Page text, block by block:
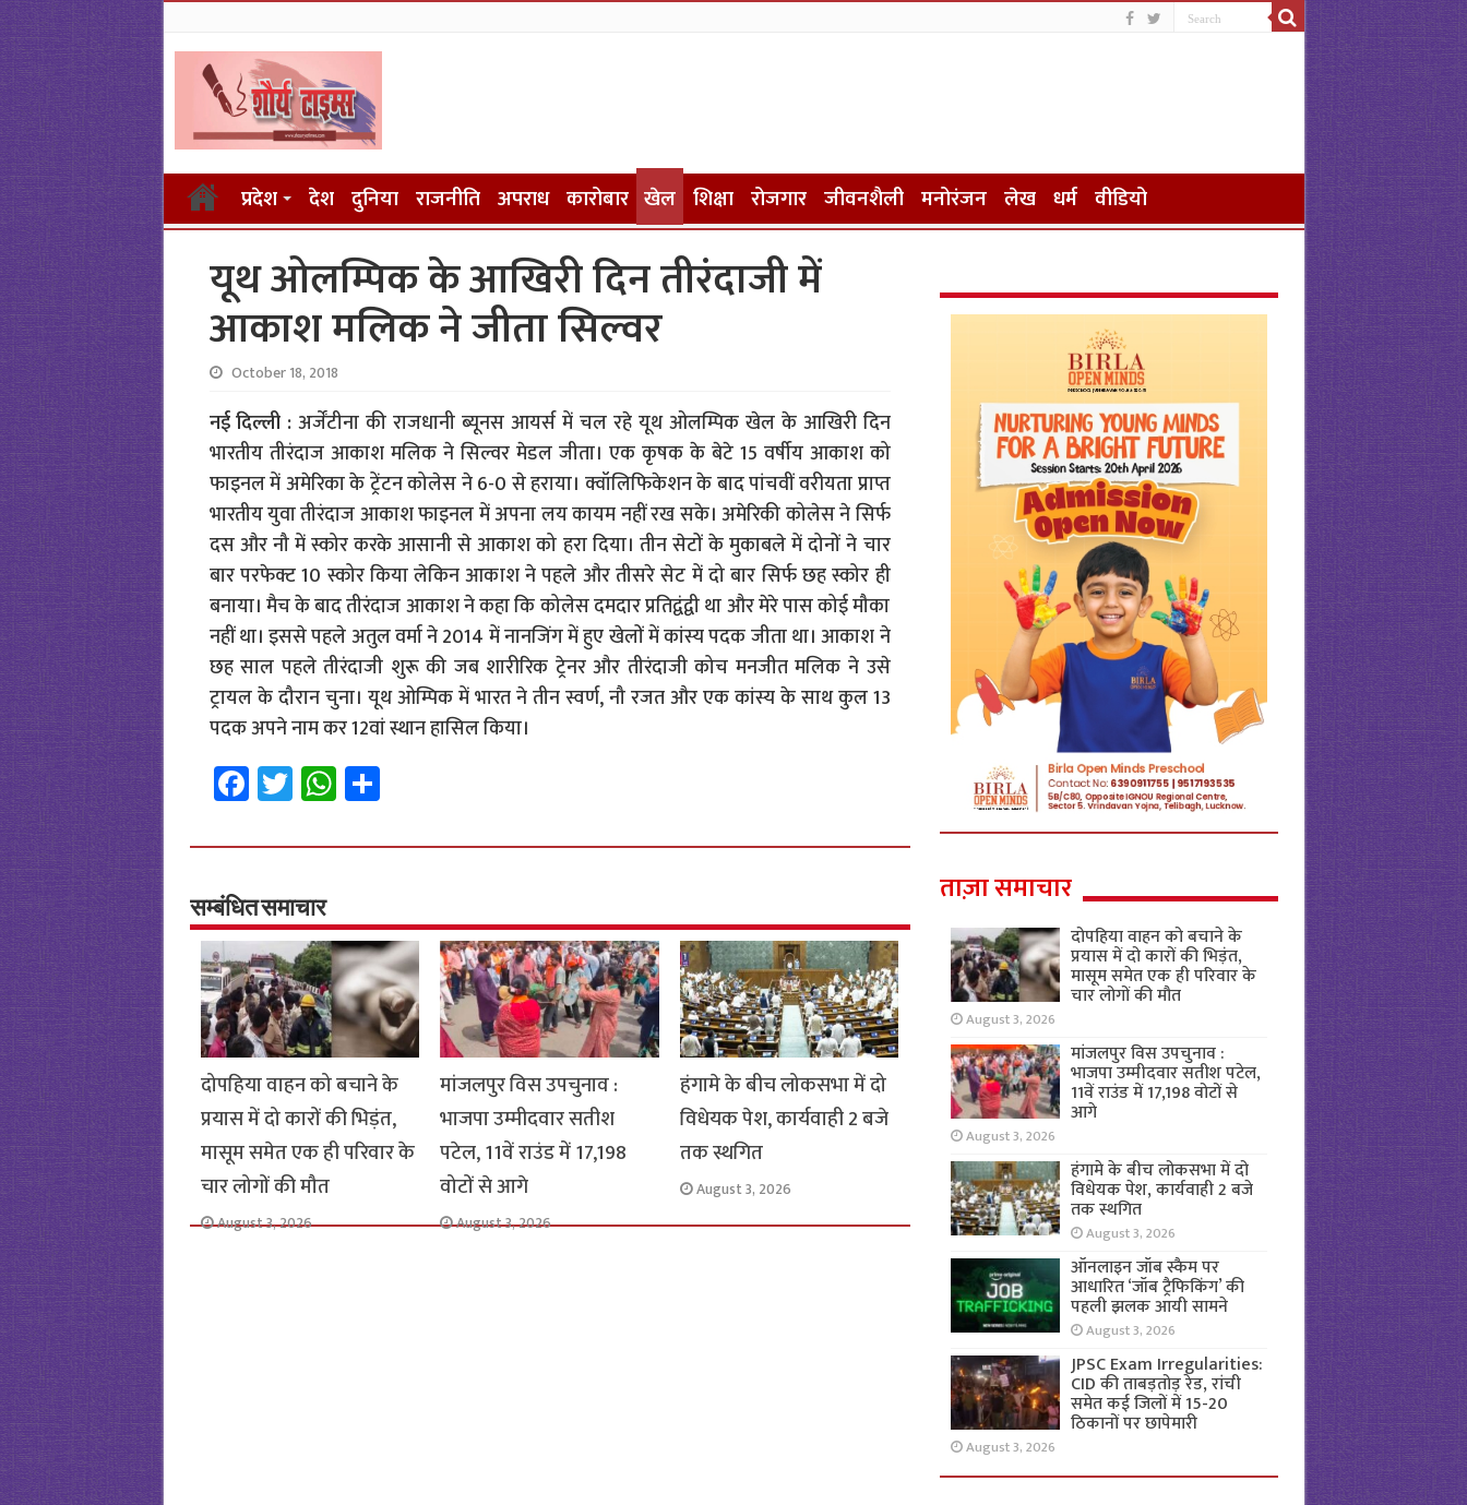
प्रदेश देश दुनिया राजनीति अपराध कारोबार खेल शिक्षा रोजगार जीवनशैली मनोरंजन लेख धर्म वीडियो
यूथ ओलम्पिक के आखिरी दिन तीरंदाजी में
आकाश मलिक ने जीता सिल्वर
October 18, 2018
नई दिल्ली : अर्जेंटीना की राजधानी ब्यूनस आयर्स में चल रहे यूथ ओलम्पिक खेल के आखिरी दिन
भारतीय तीरंदाज आकाश मलिक ने सिल्वर मेडल जीता। एक कृषक के बेटे 15 वर्षीय आकाश को
फाइनल में अमेरिका के ट्रेंटन कोलेस ने 6-0 से हराया। क्वॉलिफिकेशन के बाद पांचवीं वरीयता प्राप्त
भारतीय युवा तीरंदाज आकाश फाइनल में अपना लय कायम नहीं रख सके। अमेरिकी कोलेस ने सिर्फ
दस और नौ में स्कोर करके आसानी से आकाश को हरा दिया। तीन सेटों के मुकाबले में दोनों ने चार
बार परफेक्ट 10 स्कोर किया लेकिन आकाश ने पहले और तीसरे सेट में दो बार सिर्फ छह स्कोर ही
बनाया। मैच के बाद तीरंदाज आकाश ने कहा कि कोलेस दमदार प्रतिद्वंद्वी था और मेरे पास कोई मौका
नहीं था। इससे पहले अतुल वर्मा ने 2014 में नानजिंग में हुए खेलों में कांस्य पदक जीता था। आकाश ने
छह साल पहले तीरंदाजी शुरू की जब शारीरिक ट्रेनर और तीरंदाजी कोच मनजीत मलिक ने उसे
ट्रायल के दौरान चुना। यूथ ओम्पिक में भारत ने तीन स्वर्ण, नौ रजत और एक कांस्य के साथ कुल 13
पदक अपने नाम कर 12वां स्थान हासिल किया।
Fa
ce
b
o
o
k
T
wi
tt
er
W
h
at
p
p
S
h
ar
सम्बंधित समाचार
दोपहिया वाहन को बचाने के
प्रयास में दो कारों की भिड़ंत,
मासूम समेत एक ही परिवार के
चार लोगों की मौत
August 3, 2026
मांजलपुर विस उपचुनाव :
भाजपा उम्मीदवार सतीश
पटेल, 11वें राउंड में 17,198
वोटों से आगे
August 3, 2026
हंगामे के बीच लोकसभा में दो
विधेयक पेश, कार्यवाही 2 बजे
तक स्थगित
August 3, 2026
ताज़ा समाचार
दोपहिया वाहन को बचाने के
प्रयास में दो कारों की भिड़ंत,
मासूम समेत एक ही परिवार के
चार लोगों की मौत
August 3, 2026
मांजलपुर विस उपचुनाव :
भाजपा उम्मीदवार सतीश पटेल,
11वें राउंड में 17,198 वोटों से
आगे
August 3, 2026
हंगामे के बीच लोकसभा में दो
विधेयक पेश, कार्यवाही 2 बजे
तक स्थगित
August 3, 2026
ऑनलाइन जॉब स्कैम पर
आधारित ‘जॉब ट्रैफिकिंग’ की
पहली झलक आयी सामने
August 3, 2026
JPSC Exam Irregularities:
CID की ताबड़तोड़ रेड, रांची
समेत कई जिलों में 15-20
ठिकानों पर छापेमारी
August 3, 2026